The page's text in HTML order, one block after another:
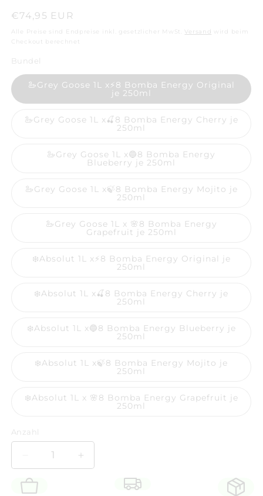
Normaler
Preis
€74,95 EUR
Alle Preise sind Endpreise inkl. gesetzlicher MwSt. Versand wird beim
Checkout berechnet
Bundel
🦢Grey Goose 1L x⚡8 Bomba Energy Original
je 250ml
🦢Grey Goose 1L x🍒8 Bomba Energy Cherry je
250ml
🦢Grey Goose 1L x🔵8 Bomba Energy
Blueberry je 250ml
🦢Grey Goose 1L x🍃8 Bomba Energy Mojito je
250ml
🦢Grey Goose 1L x 🌸8 Bomba Energy
Grapefruit je 250ml
❄️Absolut 1L x⚡8 Bomba Energy Original je
250ml
❄️Absolut 1L x🍒8 Bomba Energy Cherry je
250ml
❄️Absolut 1L x🔵8 Bomba Energy Blueberry je
250ml
❄️Absolut 1L x🍃8 Bomba Energy Mojito je
250ml
❄️Absolut 1L x 🌸8 Bomba Energy Grapefruit je
250ml
Anzahl
Anzahl
Verringere
die
Menge
die